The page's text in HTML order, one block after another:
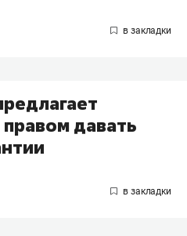
давать